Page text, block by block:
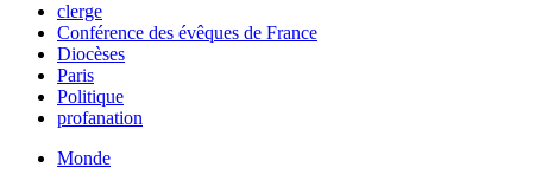
clerge
Conférence des évêques de France
Diocèses
Paris
Politique
profanation
Monde